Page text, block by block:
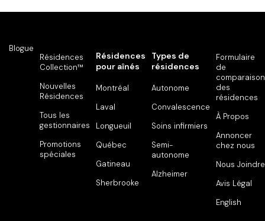
Blogue
Résidences
Collection™
Nouvelles
Résidences
Tous les
gestionnaires
Promotions
spéciales
Résidences
pour aînés
Montréal
Laval
Longueuil
Québec
Gatineau
Sherbrooke
Types de
résidences
Autonome
Convalescence
Soins infirmiers
Semi-
autonome
Alzheimer
Formulaire
de
comparaison
des
résidences
À Propos
Annoncer
chez nous
Nous Joindre
Avis Légal
English